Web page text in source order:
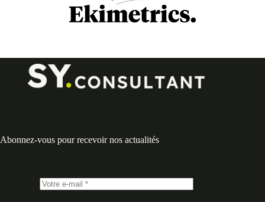
Abonnez-vous pour recevoir nos actualités